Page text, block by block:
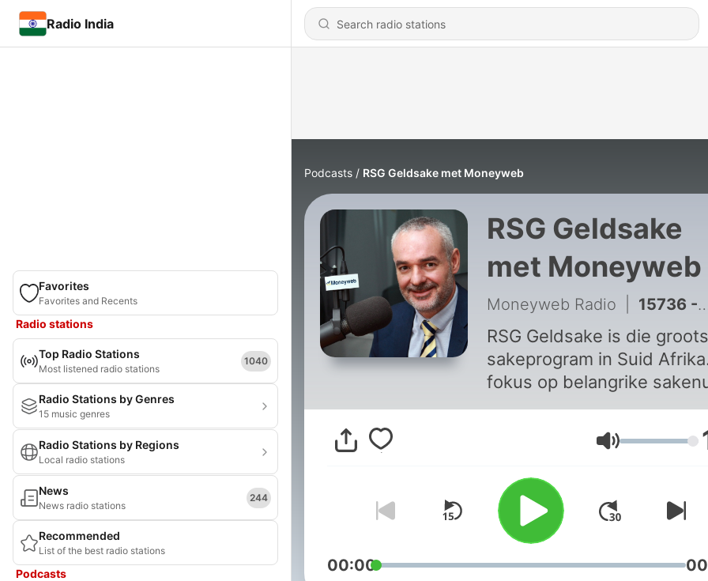
Radio India
Favorites
Favorites and Recents
Radio stations
Top Radio Stations
Most listened radio stations
1040
Radio Stations by Genres
15 music genres
Radio Stations by Regions
Local radio stations
News
News radio stations
244
Recommended
List of the best radio stations
Podcasts
Podcasts RSG Geldsake met Moneyweb
RSG Geldsake
met Moneyweb
Moneyweb Radio 15736 - Dlamini is terug in die tuig by die OBK, maar vonke kan steeds spat
RSG Geldsake is die
sakeprogram in Suid
fokus op belangrike
menings en
RSG Geldsake word elke
weeksdag tussen 18:10 en
19:00 op RSG (101 – 104
uitgesaai. Moneyweb
redakteur Ryk van Niekerk
bied die program aan.
Volume
00:00